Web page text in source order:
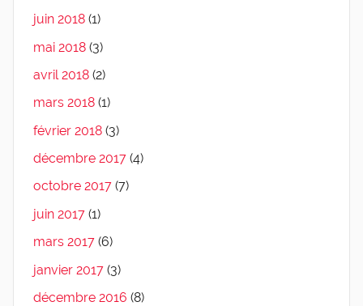
juin 2018 (1)
mai 2018 (3)
avril 2018 (2)
mars 2018 (1)
février 2018 (3)
décembre 2017 (4)
octobre 2017 (7)
juin 2017 (1)
mars 2017 (6)
janvier 2017 (3)
décembre 2016 (8)